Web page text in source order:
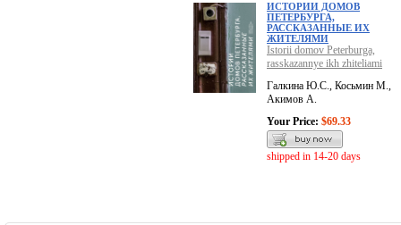
ИСТОРИИ ДОМОВ
ПЕТЕРБУРГА,
РАССКАЗАННЫЕ ИХ
ЖИТЕЛЯМИ
Istorii domov Peterburga,
rasskazannye ikh zhiteliami
Галкина Ю.С., Косьмин М.,
Акимов А.
Your Price: $69.33
shipped in 14-20 days